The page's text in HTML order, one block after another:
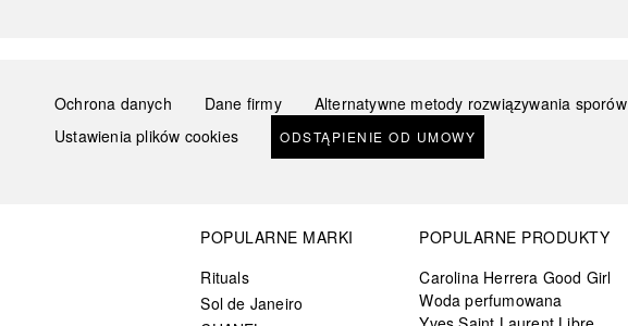
Ochrona danych Dane firmy Alternatywne metody rozwiązywania sporów
Ustawienia plików cookies
ODSTĄPIENIE OD UMOWY
POPULARNE MARKI
Rituals
Sol de Janeiro
POPULARNE PRODUKTY
Carolina Herrera Good Girl
Woda perfumowana